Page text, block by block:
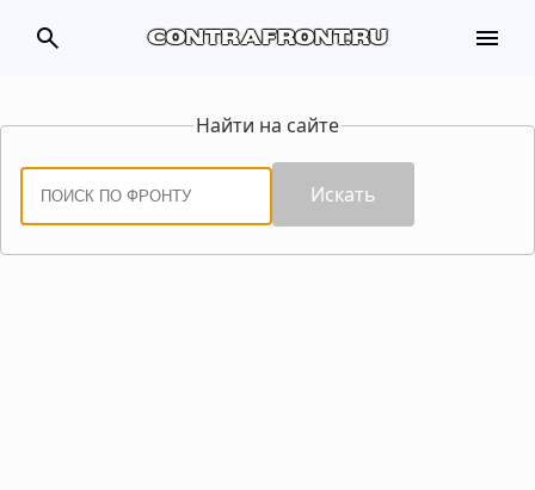
search contrafront.ru menu
Найти на сайте
Искать